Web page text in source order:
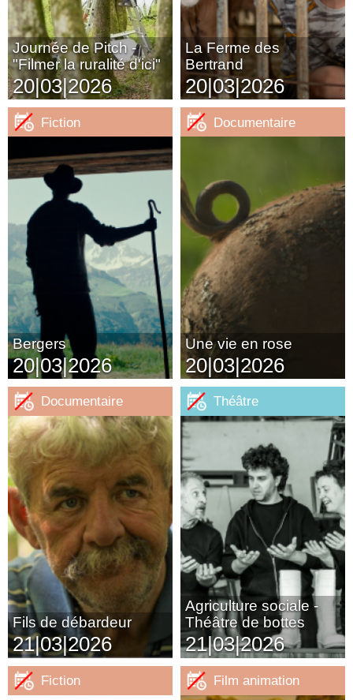
Journée de Pitch -
"Filmer la ruralité d'ici"
20|03|2026
La Ferme des
Bertrand
20|03|2026
Fiction
Bergers
20|03|2026
Documentaire
Une vie en rose
20|03|2026
Documentaire
Fils de débardeur
21|03|2026
Théâtre
Agriculture sociale -
Théâtre de bottes
21|03|2026
Fiction Film animation